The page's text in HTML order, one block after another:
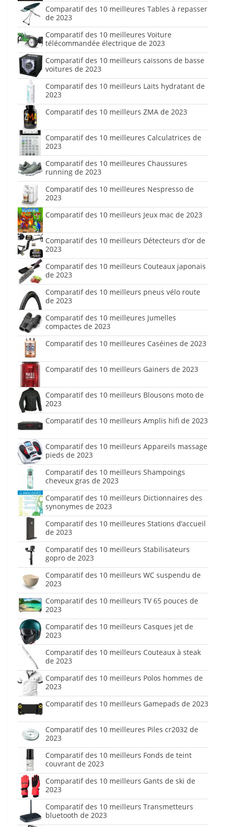
Comparatif des 10 meilleures Tables à repasser
de 2023
Comparatif des 10 meilleures Voiture
télécommandée électrique de 2023
Comparatif des 10 meilleurs caissons de basse
voitures de 2023
Comparatif des 10 meilleurs Laits hydratant de
2023
Comparatif des 10 meilleurs ZMA de 2023
Comparatif des 10 meilleures Calculatrices de
2023
Comparatif des 10 meilleures Chaussures
running de 2023
Comparatif des 10 meilleures Nespresso de
2023
Comparatif des 10 meilleurs Jeux mac de 2023
Comparatif des 10 meilleurs Détecteurs d’or de
2023
Comparatif des 10 meilleurs Couteaux japonais
de 2023
Comparatif des 10 meilleurs pneus vélo route
de 2023
Comparatif des 10 meilleures Jumelles
compactes de 2023
Comparatif des 10 meilleures Caséines de 2023
Comparatif des 10 meilleurs Gainers de 2023
Comparatif des 10 meilleurs Blousons moto de
2023
Comparatif des 10 meilleurs Amplis hifi de 2023
Comparatif des 10 meilleurs Appareils massage
pieds de 2023
Comparatif des 10 meilleurs Shampoings
cheveux gras de 2023
Comparatif des 10 meilleurs Dictionnaires des
synonymes de 2023
Comparatif des 10 meilleures Stations d’accueil
de 2023
Comparatif des 10 meilleurs Stabilisateurs
gopro de 2023
Comparatif des 10 meilleurs WC suspendu de
2023
Comparatif des 10 meilleurs TV 65 pouces de
2023
Comparatif des 10 meilleurs Casques jet de
2023
Comparatif des 10 meilleurs Couteaux à steak
de 2023
Comparatif des 10 meilleurs Polos hommes de
2023
Comparatif des 10 meilleurs Gamepads de 2023
Comparatif des 10 meilleures Piles cr2032 de
2023
Comparatif des 10 meilleurs Fonds de teint
couvrant de 2023
Comparatif des 10 meilleurs Gants de ski de
2023
Comparatif des 10 meilleurs Transmetteurs
bluetooth de 2023